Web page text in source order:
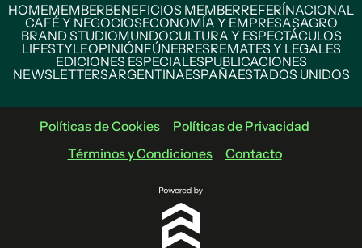
HOMEMEMBERBENEFICIOS MEMBERREFERÍNACIONAL
CAFÉ Y NEGOCIOSECONOMÍA Y EMPRESASAGRO
BRAND STUDIOMUNDOCULTURA Y ESPECTÁCULOS
LIFESTYLEOPINIÓNFÚNEBRESREMATES Y LEGALES
EDICIONES ESPECIALESPUBLICACIONES
NEWSLETTERSARGENTINAESPAÑAESTADOS UNIDOS
Políticas de Cookies
Políticas de Privacidad
Términos y Condiciones
Contacto